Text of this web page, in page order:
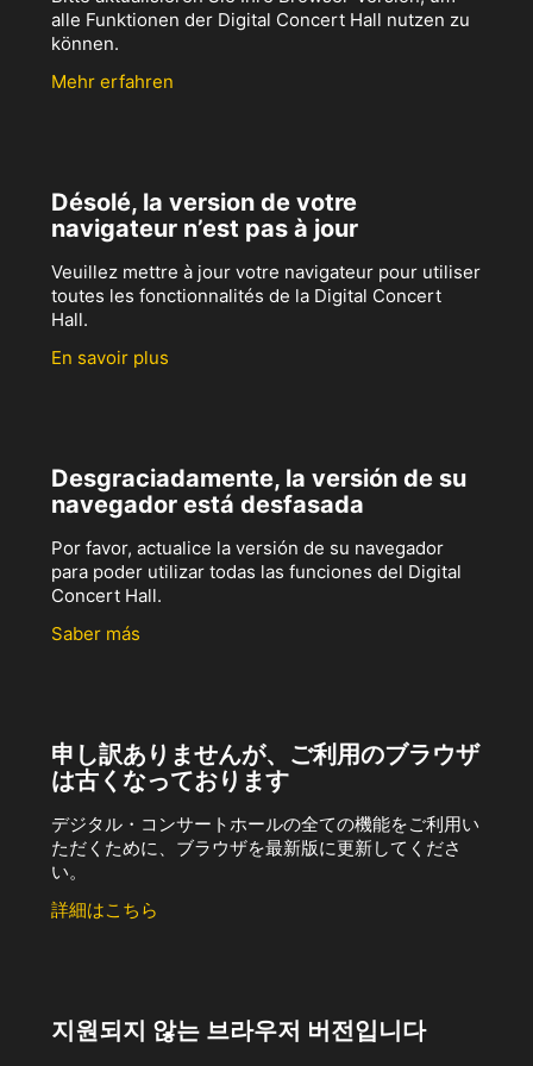
alle Funktionen der Digital Concert Hall nutzen zu
können.
Mehr erfahren
Désolé, la version de votre
navigateur n’est pas à jour
Veuillez mettre à jour votre navigateur pour utiliser
toutes les fonctionnalités de la Digital Concert
Hall.
En savoir plus
Desgraciadamente, la versión de su
navegador está desfasada
Por favor, actualice la versión de su navegador
para poder utilizar todas las funciones del Digital
Concert Hall.
Saber más
申し訳ありませんが、ご利用のブラウザ
は古くなっております
デジタル・コンサートホールの全ての機能をご利用い
ただくために、ブラウザを最新版に更新してくださ
い。
詳細はこちら
지원되지 않는 브라우저 버전입니다